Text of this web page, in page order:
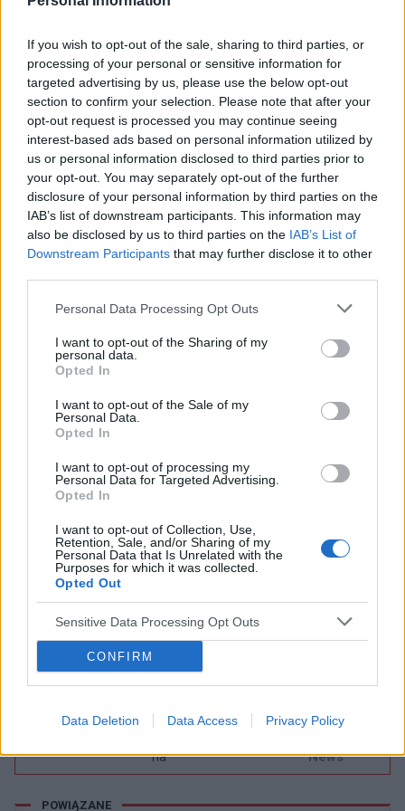
If you wish to opt-out of the sale, sharing to third parties, or
processing of your personal or sensitive information for
targeted advertising by us, please use the below opt-out
section to confirm your selection. Please note that after your
opt-out request is processed you may continue seeing
interest-based ads based on personal information utilized by
us or personal information disclosed to third parties prior to
your opt-out. You may separately opt-out of the further
disclosure of your personal information by third parties on the
IAB’s list of downstream participants. This information may
also be disclosed by us to third parties on the IAB’s List of
Downstream Participants that may further disclose it to other
Personal Data Processing Opt Outs
I want to opt-out of the Sharing of my
personal data.
Opted In
I want to opt-out of the Sale of my
Personal Data.
Opted In
I want to opt-out of processing my
Personal Data for Targeted Advertising.
Opted In
I want to opt-out of Collection, Use,
Retention, Sale, and/or Sharing of my
Personal Data that Is Unrelated with the
Purposes for which it was collected.
Opted Out
Sensitive Data Processing Opt Outs
CONFIRM
Data Deletion Data Access Privacy Policy
wymienione nieprawidłowości.
Kiedy specjaliści porównali obrazy z badania
rezonansu magnetycznego serca, zauważyli oni
dość ciekawą rzecz: otóż okazało się, że u kobiet,
których problemem byłochrapanie– w porównaniu
do osób, które nie zmagały się z tą przypadłością –
grubość lewej komory serca była wyraźnie większa.
Problem tego rodzaju rozwija się natomiast wtedy,
większych niż fizjologicznie obciążeń w celu
pompowania krwi po całym organizmie.
zespół obturacyjnego bezdechu sennego to
bagatelizować z całą pewnością nie wolno.
Przedstawione powyżej analizy amerykańskich
naukowców po raz kolejny potwierdzają, że powyżej
wymienione zdecydowanie, ale to zdecydowanie nie
są błahymi problemami i wymagają one po prostu
leczenia.
Dobry tekst? Udostępnij go na Facebooku?
na
News
POWIĄZANE